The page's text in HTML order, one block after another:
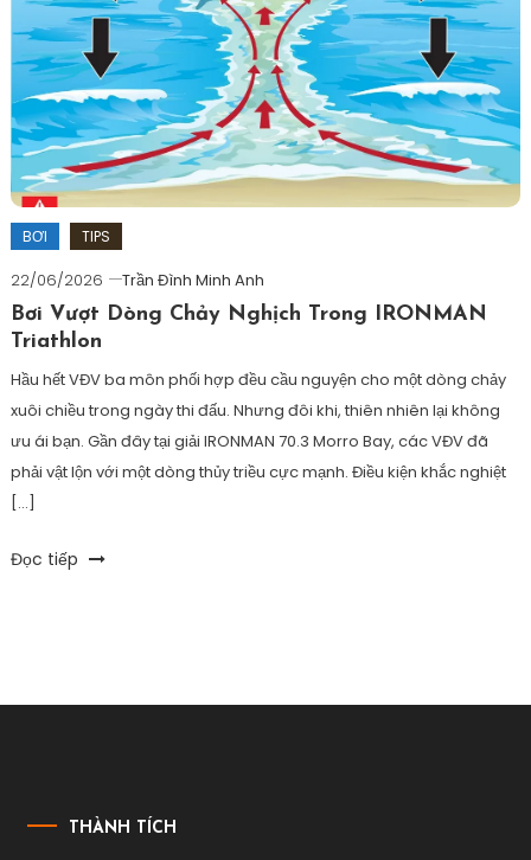
BƠI TIPS
22/06/2026
Trần Đình Minh Anh
Bơi Vượt Dòng Chảy Nghịch Trong IRONMAN
Triathlon
Hầu hết VĐV ba môn phối hợp đều cầu nguyện cho một dòng chảy
xuôi chiều trong ngày thi đấu. Nhưng đôi khi, thiên nhiên lại không
ưu ái bạn. Gần đây tại giải IRONMAN 70.3 Morro Bay, các VĐV đã
phải vật lộn với một dòng thủy triều cực mạnh. Điều kiện khắc nghiệt
[…]
Tagged
biển
Đọc tiếp
THÀNH TÍCH